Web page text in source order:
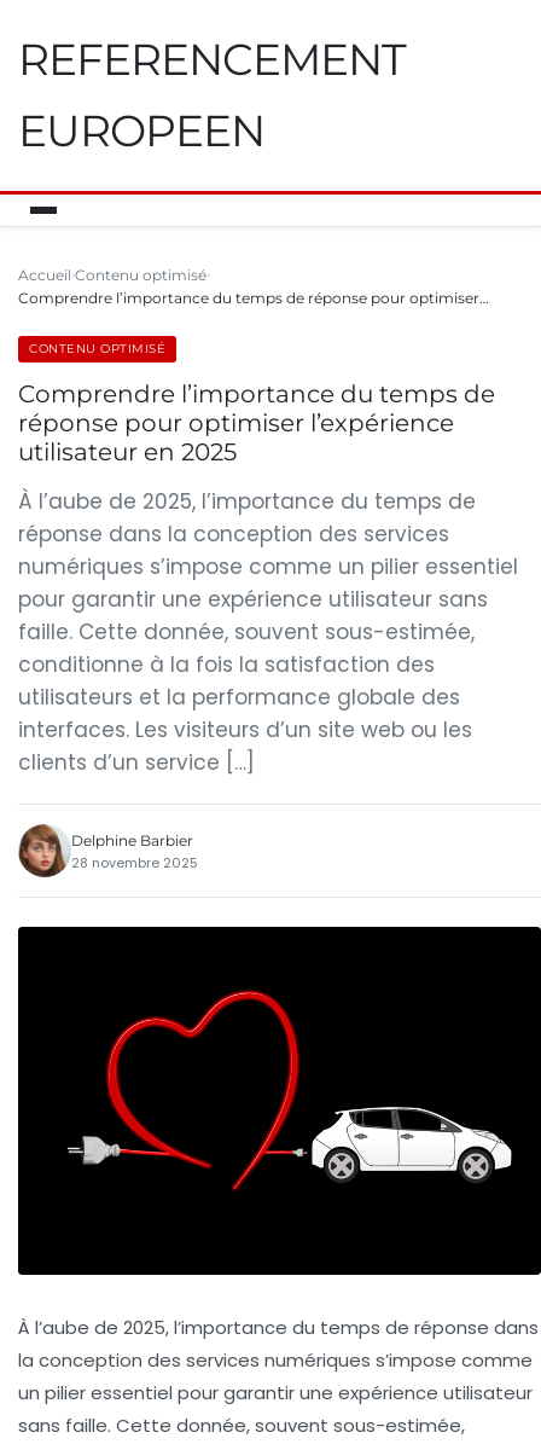
REFERENCEMENT
EUROPEEN
Accueil Contenu optimisé
Comprendre l’importance du temps de réponse pour optimiser…
CONTENU OPTIMISÉ
Comprendre l’importance du temps de
réponse pour optimiser l’expérience
utilisateur en 2025
À l’aube de 2025, l’importance du temps de
réponse dans la conception des services
numériques s’impose comme un pilier essentiel
pour garantir une expérience utilisateur sans
faille. Cette donnée, souvent sous-estimée,
conditionne à la fois la satisfaction des
utilisateurs et la performance globale des
interfaces. Les visiteurs d’un site web ou les
clients d’un service […]
Delphine Barbier
28 novembre 2025
À l’aube de 2025, l’importance du temps de réponse dans
la conception des services numériques s’impose comme
un pilier essentiel pour garantir une expérience utilisateur
sans faille. Cette donnée, souvent sous-estimée,